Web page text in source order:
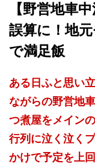
【野営地車
誤算に！地
で満足飯
ある日ふと思い
ながらの野営地
つ煮屋をメイン
行列に泣く泣く
かけで予定を上